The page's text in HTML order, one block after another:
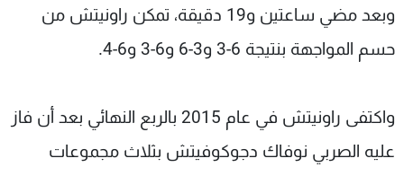
وبعد مضي ساعتين و19 دقيقة، تمكن راونيتش من
حسم المواجهة بنتيجة 6-3 و3-6 و6-3 و6-4.
واكتفى راونيتش في عام 2015 بالربع النهائي بعد أن فاز
عليه الصربي نوفاك دجوكوفيتش بثلاث مجموعات